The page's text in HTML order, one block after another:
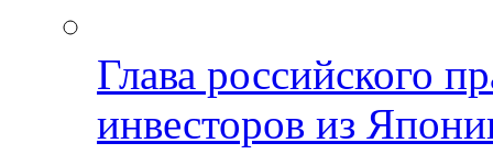
Глава российского
инвесторов из